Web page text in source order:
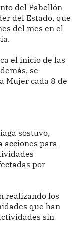
del Pabellón
del Estado, que
del mes en el
el inicio de las
se
Mujer cada 8 de
sostuvo,
acciones para
por
realizando los
que han
sin